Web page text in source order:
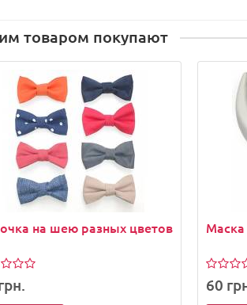
товаром покупают
на шею разных цветов
60